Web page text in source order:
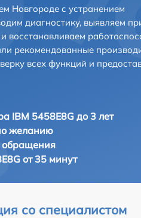
Новгороде с устранением
диагностику, выявляем
восстанавливаем
рекомендованные
всех функций и
IBM 5458E8G до 3 лет
желанию
обращения
от 35 минут
со специалистом